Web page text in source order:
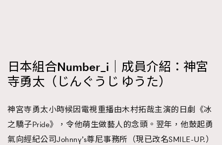
日本組合Number_i｜成員介紹：神宮
寺勇太（じんぐうじ ゆうた）
神宮寺勇太小時候因電視重播由木村拓哉主演的日劇《冰
之驕子Pride》，令他萌生做藝人的念頭。翌年，他鼓起勇
氣向經紀公司Johnny’s尊尼事務所（現已改名SMILE-UP.）